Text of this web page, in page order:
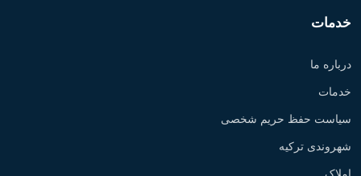
خدمات
درباره ما
خدمات
سیاست حفظ حریم شخصی
شهروندی ترکیه